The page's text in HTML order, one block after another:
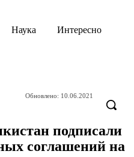
Наука Интересно
Обновлено: 10.06.2021
подписали
соглашений на